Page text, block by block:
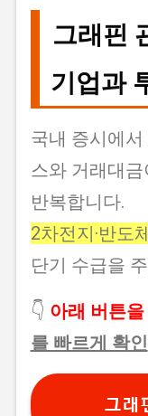
그래핀
기업과
국내 증시에서
스와 거래대
반복합니다.
2차전지·반도
단기 수급을
👇 아래 버튼을
를 빠르게 확인
그래